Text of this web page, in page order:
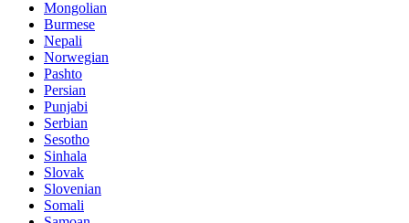
Mongolian
Burmese
Nepali
Norwegian
Pashto
Persian
Punjabi
Serbian
Sesotho
Sinhala
Slovak
Slovenian
Somali